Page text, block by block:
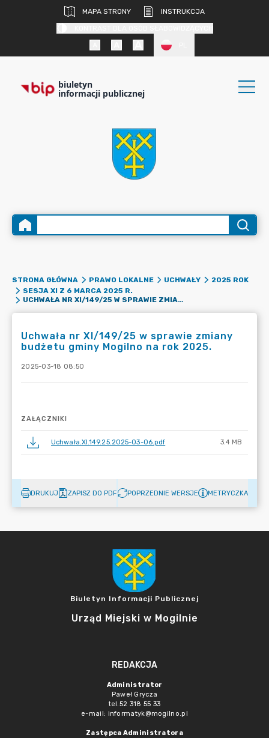
MAPA STRONY
INSTRUKCJA
biuletyn
informacji publicznej
STRONA GŁÓWNA PRAWO LOKALNE UCHWAŁY
2025 ROK
SESJA XI Z 6 MARCA 2025 R.
UCHWAŁA NR XI/149/25 W SPRAWIE ZMIANY BUDŻETU GMINY MOGILNO NA ROK 2025.
Uchwała nr XI/149/25 w sprawie zmiany
budżetu gminy Mogilno na rok 2025.
2025-03-18 08:50
ZAŁĄCZNIKI
Uchwała.XI.149.25.2025-03-06.pdf 3.4 MB
DRUKUJ ZAPISZ DO PDF POPRZEDNIE WERSJE METRYCZKA
Biuletyn Informacji Publicznej
Urząd Miejski w Mogilnie
REDAKCJA
Administrator
Paweł Grycza
tel.52 318 55 33
e-mail: informatyk@mogilno.pl
Zastępca Administratora